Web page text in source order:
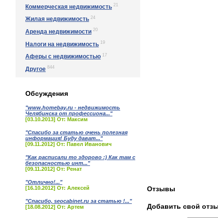
Коммерческая недвижимость 21
Жилая недвижимость 24
Аренда недвижимости 20
Налоги на недвижимость 19
Аферы с недвижимостью 17
Другое 844
Обсуждения
"www.homebay.ru - недвижимость
Челябинска от профессиона..."
[03.10.2013] От: Максим
"Спасибо за статью очень полезная
информация! Буду дават..."
[09.11.2012] От: Павел Иванович
"Как расписали то здорово :) Как там с
безопасностью инт..."
[09.11.2012] От: Ренат
"Отлично!..."
[16.10.2012] От: Алексей
"Спасибо, seocabinet.ru за статью !..."
[18.08.2012] От: Артем
Отзывы
Добавить свой